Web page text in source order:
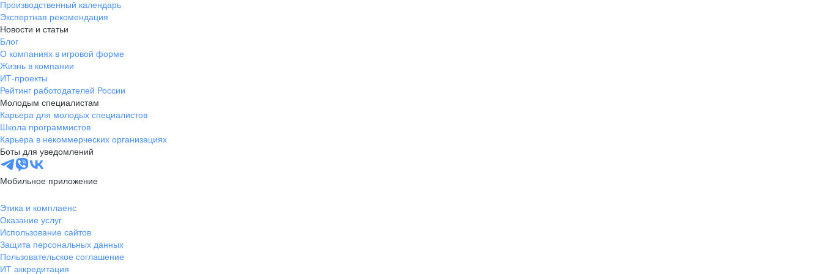
Производственный календарь
Экспертная рекомендация
Новости и статьи
Блог
О компаниях в игровой форме
Жизнь в компании
ИТ-проекты
Рейтинг работодателей России
Молодым специалистам
Карьера для молодых специалистов
Школа программистов
Карьера в некоммерческих организациях
Боты для уведомлений
Мобильное приложение
Этика и комплаенс
Оказание услуг
Использование сайтов
Защита персональных данных
Пользовательское соглашение
ИТ аккредитация